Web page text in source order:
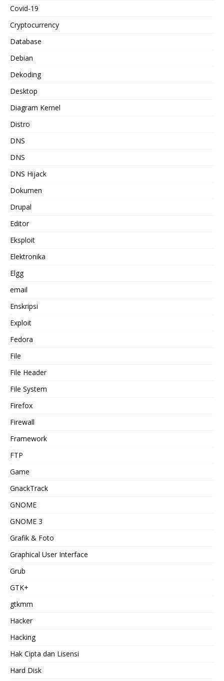
Covid-19
Cryptocurrency
Database
Debian
Dekoding
Desktop
Diagram Kernel
Distro
DNS
DNS
DNS Hijack
Dokumen
Drupal
Editor
Eksploit
Elektronika
Elgg
email
Enskripsi
Exploit
Fedora
File
File Header
File System
Firefox
Firewall
Framework
FTP
Game
GnackTrack
GNOME
GNOME 3
Grafik & Foto
Graphical User Interface
Grub
GTK+
gtkmm
Hacker
Hacking
Hak Cipta dan Lisensi
Hard Disk